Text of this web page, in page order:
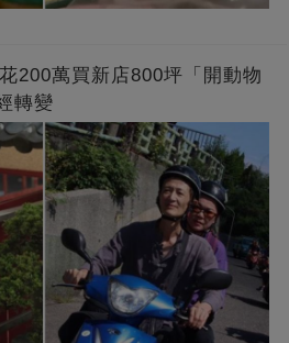
200萬買新店800坪「開動物
轉變